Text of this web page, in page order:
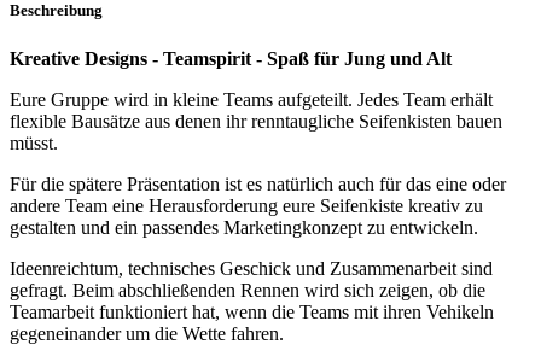
Beschreibung
Kreative Designs - Teamspirit - Spaß für Jung und Alt
Eure Gruppe wird in kleine Teams aufgeteilt. Jedes Team erhält
flexible Bausätze aus denen ihr renntaugliche Seifenkisten bauen
müsst.
Für die spätere Präsentation ist es natürlich auch für das eine oder
andere Team eine Herausforderung eure Seifenkiste kreativ zu
gestalten und ein passendes Marketingkonzept zu entwickeln.
Ideenreichtum, technisches Geschick und Zusammenarbeit sind
gefragt. Beim abschließenden Rennen wird sich zeigen, ob die
Teamarbeit funktioniert hat, wenn die Teams mit ihren Vehikeln
gegeneinander um die Wette fahren.